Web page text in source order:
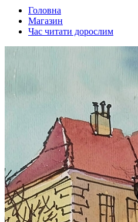
Головна
Магазин
Час читати дорослим